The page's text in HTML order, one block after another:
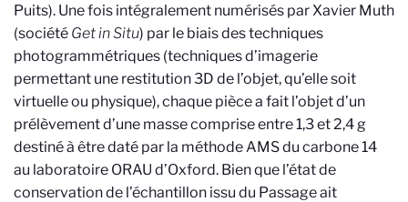
Puits). Une fois intégralement numérisés par Xavier Muth
(société Get in Situ) par le biais des techniques
photogrammétriques (techniques d’imagerie
permettant une restitution 3D de l’objet, qu’elle soit
virtuelle ou physique), chaque pièce a fait l’objet d’un
prélèvement d’une masse comprise entre 1,3 et 2,4 g
destiné à être daté par la méthode AMS du carbone 14
au laboratoire ORAU d’Oxford. Bien que l’état de
conservation de l’échantillon issu du Passage ait